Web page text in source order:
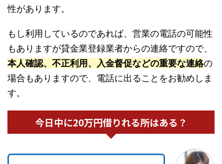
性があります。
もし利用しているのであれば、営業の電話の可能性
もありますが貸金業登録業者からの連絡ですので、
本人確認、不正利用、入金督促などの重要な連絡の
場合もありますので、電話に出ることをお勧めしま
す。
今日中に20万円借りれる所はある？